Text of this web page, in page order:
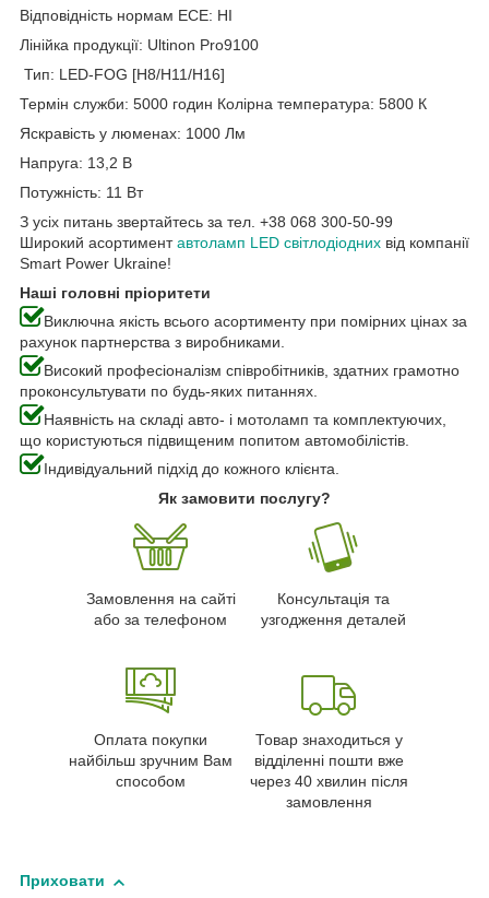
Відповідність нормам ECE: НІ
Лінійка продукції: Ultinon Pro9100
Тип: LED-FOG [H8/H11/H16]
Термін служби: 5000 годин Колірна температура: 5800 К
Яскравість у люменах: 1000 Лм
Напруга: 13,2 В
Потужність: 11 Вт
З усіх питань звертайтесь за тел. +38 068 300-50-99
Широкий асортиментавтоламп LED світлодіодних від компанії
Smart Power Ukraine!
Наші головні пріоритети
Виключна якість всього асортименту при помірних цінах за
рахунок партнерства з виробниками.
Високий професіоналізм співробітників, здатних грамотно
проконсультувати по будь-яких питаннях.
Наявність на складі авто- і мотоламп та комплектуючих,
що користуються підвищеним попитом автомобілістів.
Індивідуальний підхід до кожного клієнта.
Як замовити послугу?
Замовлення на сайті
або за телефоном
Консультація та
узгодження деталей
Оплата покупки
найбільш зручним Вам
способом
Товар знаходиться у
відділенні пошти вже
через 40 хвилин після
замовлення
Приховати